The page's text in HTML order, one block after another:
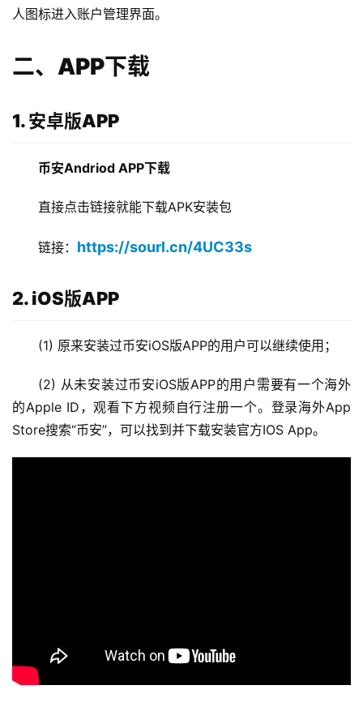
人图标进入账户管理界面。
二、APP下载
1. 安卓版APP
币安Andriod APP下载
直接点击链接就能下载APK安装包
链接： https://sourl.cn/4UC33s
2. iOS版APP
(1) 原来安装过币安iOS版APP的用户可以继续使用；
(2) 从未安装过币安iOS版APP的用户需要有一个海外
的Apple ID，观看下方视频自行注册一个。登录海外App
Store搜索“币安”，可以找到并下载安装官方IOS App。